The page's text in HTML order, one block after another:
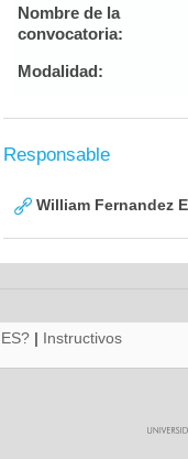
Nombre de la
convocatoria:
Modalidad:
Responsable
William Fernandez
| Instructivos